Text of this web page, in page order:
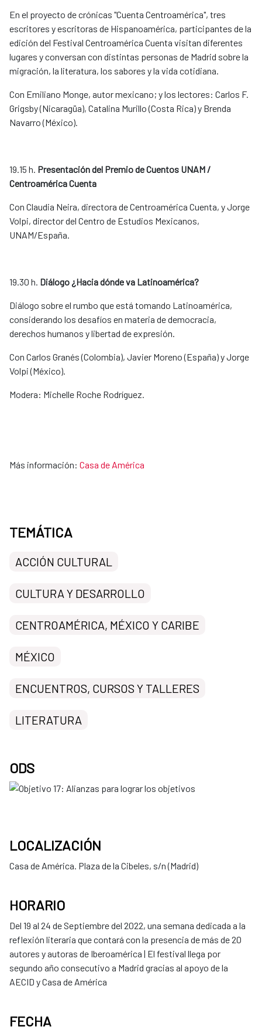
En el proyecto de crónicas "Cuenta Centroamérica", tres
escritores y escritoras de Hispanoamérica, participantes de la
edición del Festival Centroamérica Cuenta visitan diferentes
lugares y conversan con distintas personas de Madrid sobre la
migración, la literatura, los sabores y la vida cotidiana.
Con Emiliano Monge, autor mexicano; y los lectores: Carlos F.
Grigsby (Nicaragüa), Catalina Murillo (Costa Rica) y Brenda
Navarro (México).
19.15 h. Presentación del Premio de Cuentos UNAM /
Centroamérica Cuenta
Con Claudia Neira, directora de Centroamérica Cuenta, y Jorge
Volpi, director del Centro de Estudios Mexicanos,
UNAM/España.
19.30 h. Diálogo ¿Hacia dónde va Latinoamérica?
Diálogo sobre el rumbo que está tomando Latinoamérica,
considerando los desafíos en materia de democracia,
derechos humanos y libertad de expresión.
Con Carlos Granés (Colombia), Javier Moreno (España) y Jorge
Volpi (México).
Modera: Michelle Roche Rodríguez.
Más información: Casa de América
TEMÁTICA
ACCIÓN CULTURAL
CULTURA Y DESARROLLO
CENTROAMÉRICA, MÉXICO Y CARIBE
MÉXICO
ENCUENTROS, CURSOS Y TALLERES
LITERATURA
ODS
LOCALIZACIÓN
Casa de América. Plaza de la Cibeles, s/n (Madrid)
HORARIO
Del 19 al 24 de Septiembre del 2022, una semana dedicada a la
reflexión literaria que contará con la presencia de más de 20
autores y autoras de Iberoamérica | El festival llega por
segundo año consecutivo a Madrid gracias al apoyo de la
AECID y Casa de América
FECHA